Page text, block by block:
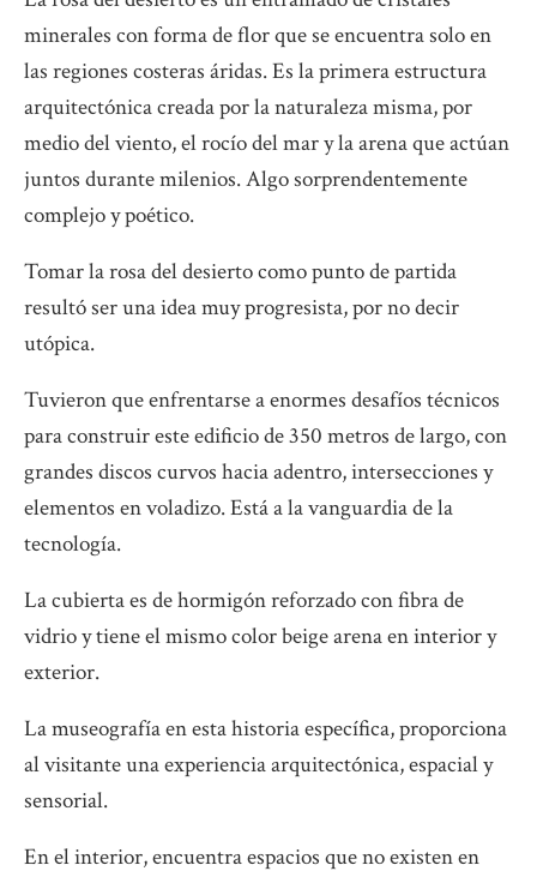
minerales con forma de flor que se encuentra solo en
las regiones costeras áridas. Es la primera estructura
arquitectónica creada por la naturaleza misma, por
medio del viento, el rocío del mar y la arena que actúan
juntos durante milenios. Algo sorprendentemente
complejo y poético.
Tomar la rosa del desierto como punto de partida
resultó ser una idea muy progresista, por no decir
utópica.
Tuvieron que enfrentarse a enormes desafíos técnicos
para construir este edificio de 350 metros de largo, con
grandes discos curvos hacia adentro, intersecciones y
elementos en voladizo. Está a la vanguardia de la
tecnología.
La cubierta es de hormigón reforzado con fibra de
vidrio y tiene el mismo color beige arena en interior y
exterior.
La museografía en esta historia específica, proporciona
al visitante una experiencia arquitectónica, espacial y
sensorial.
En el interior, encuentra espacios que no existen en